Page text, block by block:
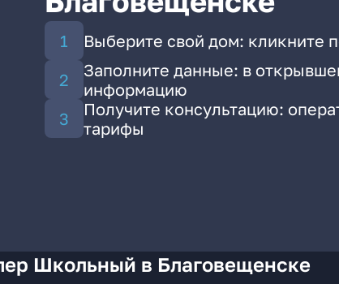
Выберите свой дом: кликните
Заполните данные: в
информацию
Получите консультацию:
тарифы
Школьный в Благовещенске